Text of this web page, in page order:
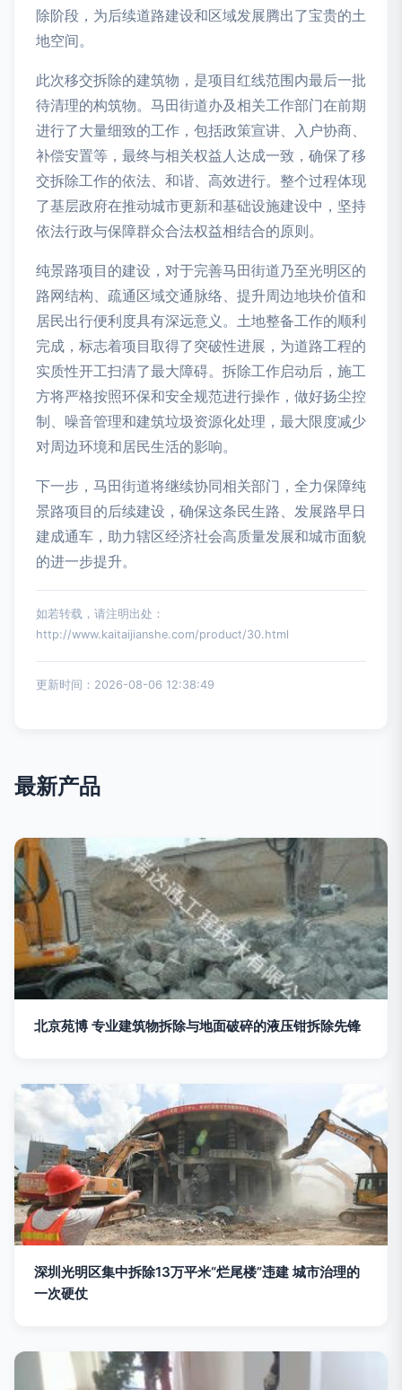
除阶段，为后续道路建设和区域发展腾出了宝贵的土
地空间。
此次移交拆除的建筑物，是项目红线范围内最后一批
待清理的构筑物。马田街道办及相关工作部门在前期
进行了大量细致的工作，包括政策宣讲、入户协商、
补偿安置等，最终与相关权益人达成一致，确保了移
交拆除工作的依法、和谐、高效进行。整个过程体现
了基层政府在推动城市更新和基础设施建设中，坚持
依法行政与保障群众合法权益相结合的原则。
纯景路项目的建设，对于完善马田街道乃至光明区的
路网结构、疏通区域交通脉络、提升周边地块价值和
居民出行便利度具有深远意义。土地整备工作的顺利
完成，标志着项目取得了突破性进展，为道路工程的
实质性开工扫清了最大障碍。拆除工作启动后，施工
方将严格按照环保和安全规范进行操作，做好扬尘控
制、噪音管理和建筑垃圾资源化处理，最大限度减少
对周边环境和居民生活的影响。
下一步，马田街道将继续协同相关部门，全力保障纯
景路项目的后续建设，确保这条民生路、发展路早日
建成通车，助力辖区经济社会高质量发展和城市面貌
的进一步提升。
如若转载，请注明出处：
http://www.kaitaijianshe.com/product/30.html
更新时间：2026-08-06 12:38:49
最新产品
北京苑博 专业建筑物拆除与地面破碎的液压钳拆除先锋
深圳光明区集中拆除13万平米“烂尾楼”违建 城市治理的
一次硬仗